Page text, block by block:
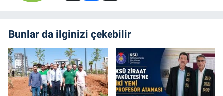
Bunlar da ilginizi çekebilir